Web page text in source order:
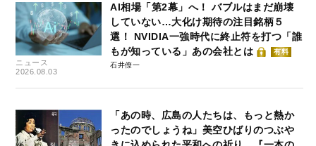
ニュース
2026.08.03
AI相場「第2幕」へ！ バブルはまだ崩壊
していない…大化け期待の注目銘柄５
選！ NVIDIA一強時代に終止符を打つ「誰
もが知っている」あの会社とは
有料
石井僚一
「あの時、広島の人たちは、もっと熱か
ったのでしょうね」美空ひばりのつぶや